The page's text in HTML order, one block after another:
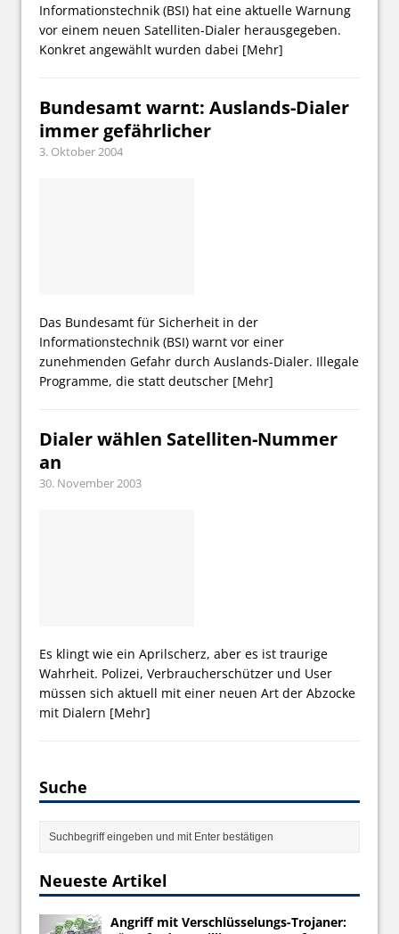
Informationstechnik (BSI) hat eine aktuelle Warnung
vor einem neuen Satelliten-Dialer herausgegeben.
Konkret angewählt wurden dabei [Mehr]
Bundesamt warnt: Auslands-Dialer
immer gefährlicher
3. Oktober 2004
Das Bundesamt für Sicherheit in der
Informationstechnik (BSI) warnt vor einer
zunehmenden Gefahr durch Auslands-Dialer. Illegale
Programme, die statt deutscher [Mehr]
Dialer wählen Satelliten-Nummer
an
30. November 2003
Es klingt wie ein Aprilscherz, aber es ist traurige
Wahrheit. Polizei, Verbraucherschützer und User
müssen sich aktuell mit einer neuen Art der Abzocke
mit Dialern [Mehr]
Suche
Neueste Artikel
Angriff mit Verschlüsselungs-Trojaner: